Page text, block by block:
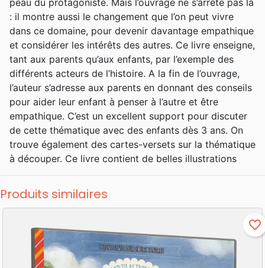
peau du protagoniste. Mais l’ouvrage ne s’arrête pas là
: il montre aussi le changement que l’on peut vivre
dans ce domaine, pour devenir davantage empathique
et considérer les intérêts des autres. Ce livre enseigne,
tant aux parents qu’aux enfants, par l’exemple des
différents acteurs de l’histoire. A la fin de l’ouvrage,
l’auteur s’adresse aux parents en donnant des conseils
pour aider leur enfant à penser à l’autre et être
empathique. C’est un excellent support pour discuter
de cette thématique avec des enfants dès 3 ans. On
trouve également des cartes-versets sur la thématique
à découper. Ce livre contient de belles illustrations
Produits similaires
favorite_border